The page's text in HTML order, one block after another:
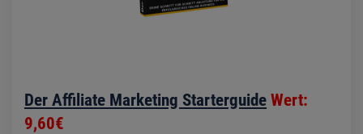
Der Affiliate Marketing Starterguide Wert:
9,60€